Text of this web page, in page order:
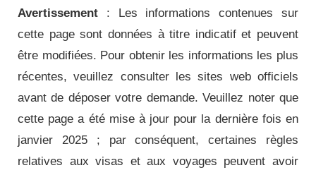
Avertissement : Les informations contenues sur
cette page sont données à titre indicatif et peuvent
être modifiées. Pour obtenir les informations les plus
récentes, veuillez consulter les sites web officiels
avant de déposer votre demande. Veuillez noter que
cette page a été mise à jour pour la dernière fois en
janvier 2025 ; par conséquent, certaines règles
relatives aux visas et aux voyages peuvent avoir